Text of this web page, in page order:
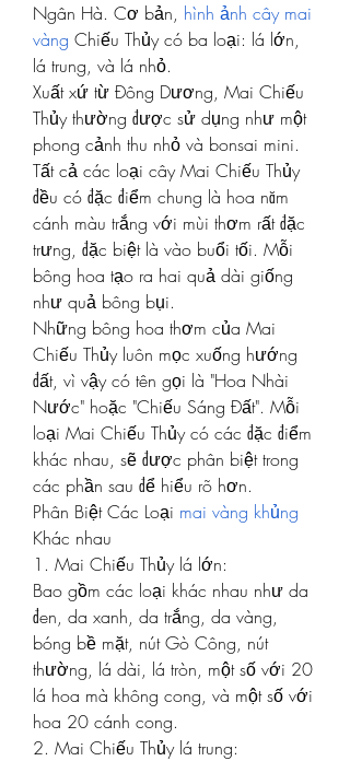
Ngân Hà. Cơ bản, hình ảnh cây mai
vàng Chiếu Thủy có ba loại: lá lớn,
lá trung, và lá nhỏ.
Xuất xứ từ Đông Dương, Mai Chiếu
Thủy thường được sử dụng như một
phong cảnh thu nhỏ và bonsai mini.
Tất cả các loại cây Mai Chiếu Thủy
đều có đặc điểm chung là hoa năm
cánh màu trắng với mùi thơm rất đặc
trưng, đặc biệt là vào buổi tối. Mỗi
bông hoa tạo ra hai quả dài giống
như quả bông bụi.
Những bông hoa thơm của Mai
Chiếu Thủy luôn mọc xuống hướng
đất, vì vậy có tên gọi là "Hoa Nhài
Nước" hoặc "Chiếu Sáng Đất". Mỗi
loại Mai Chiếu Thủy có các đặc điểm
khác nhau, sẽ được phân biệt trong
các phần sau để hiểu rõ hơn.
Phân Biệt Các Loại mai vàng khủng
Khác nhau
1. Mai Chiếu Thủy lá lớn:
Bao gồm các loại khác nhau như da
đen, da xanh, da trắng, da vàng,
bóng bề mặt, nút Gò Công, nút
thường, lá dài, lá tròn, một số với 20
lá hoa mà không cong, và một số với
hoa 20 cánh cong.
2. Mai Chiếu Thủy lá trung: